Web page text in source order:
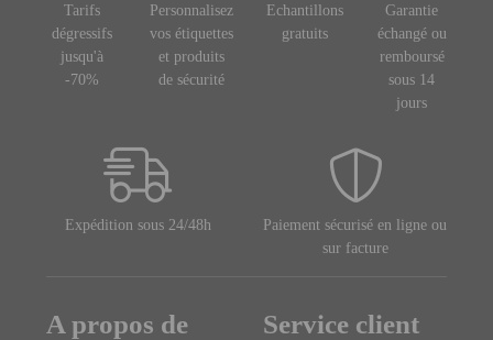
Tarifs
dégressifs
jusqu'à
-70%
Personnalisez
vos étiquettes
et produits
de sécurité
Echantillons
gratuits
Garantie
échangé ou
remboursé
sous 14
jours
Expédition sous 24/48h
Paiement sécurisé en ligne ou
sur facture
A propos de
Service client